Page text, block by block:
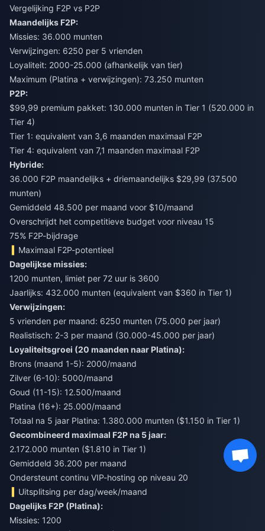
Vergelijking F2P vs P2P
Maandelijks F2P:
Missies: 36.000 munten
Verwijzingen: 6250 per 5 vrienden
Loyaliteit: 2000-25.000 (afhankelijk van tier)
Maximum (Platina + verwijzingen): 73.250 munten
P2P:
$99,99 premium pakket: 130.000 munten in Tier 1 (520.000 in
Tier 4)
Tier 1: equivalent van 3,6 maanden maximaal F2P
Tier 4: equivalent van 7,1 maanden maximaal F2P
Hybride:
36.000 F2P maandelijks + driemaandelijks $29,99 (37.500
munten)
Gemiddeld 48.500 per maand voor $10/maand
Overschrijdt het competitieve budget voor niveau 15
75% F2P-bijdrage
Maximaal F2P-potentieel
Dagelijkse missies:
1200 munten, limiet per 72 uur is 3600
Jaarlijks: 432.000 munten (equivalent van $360 in Tier 1)
Verwijzingen:
5 vrienden per maand: 6250 munten (75.000 per jaar)
Realistisch: 2-3 per maand (30.000-45.000 per jaar)
Loyaliteitsgroei (20 maanden naar Platina):
Brons (maand 1-5): 2000/maand
Zilver (6-10): 5000/maand
Goud (11-15): 12.500/maand
Platina (16+): 25.000/maand
Totaal na 5 jaar Platina: 1.380.000 munten ($1.150 in Tier 1)
Gecombineerd maximaal F2P na 5 jaar:
2.172.000 munten ($1.810 in Tier 1)
Gemiddeld 36.200 per maand
Ondersteunt continu VIP-hosting op niveau 20
Uitsplitsing per dag/week/maand
Dagelijks F2P (Platina):
Missies: 1200